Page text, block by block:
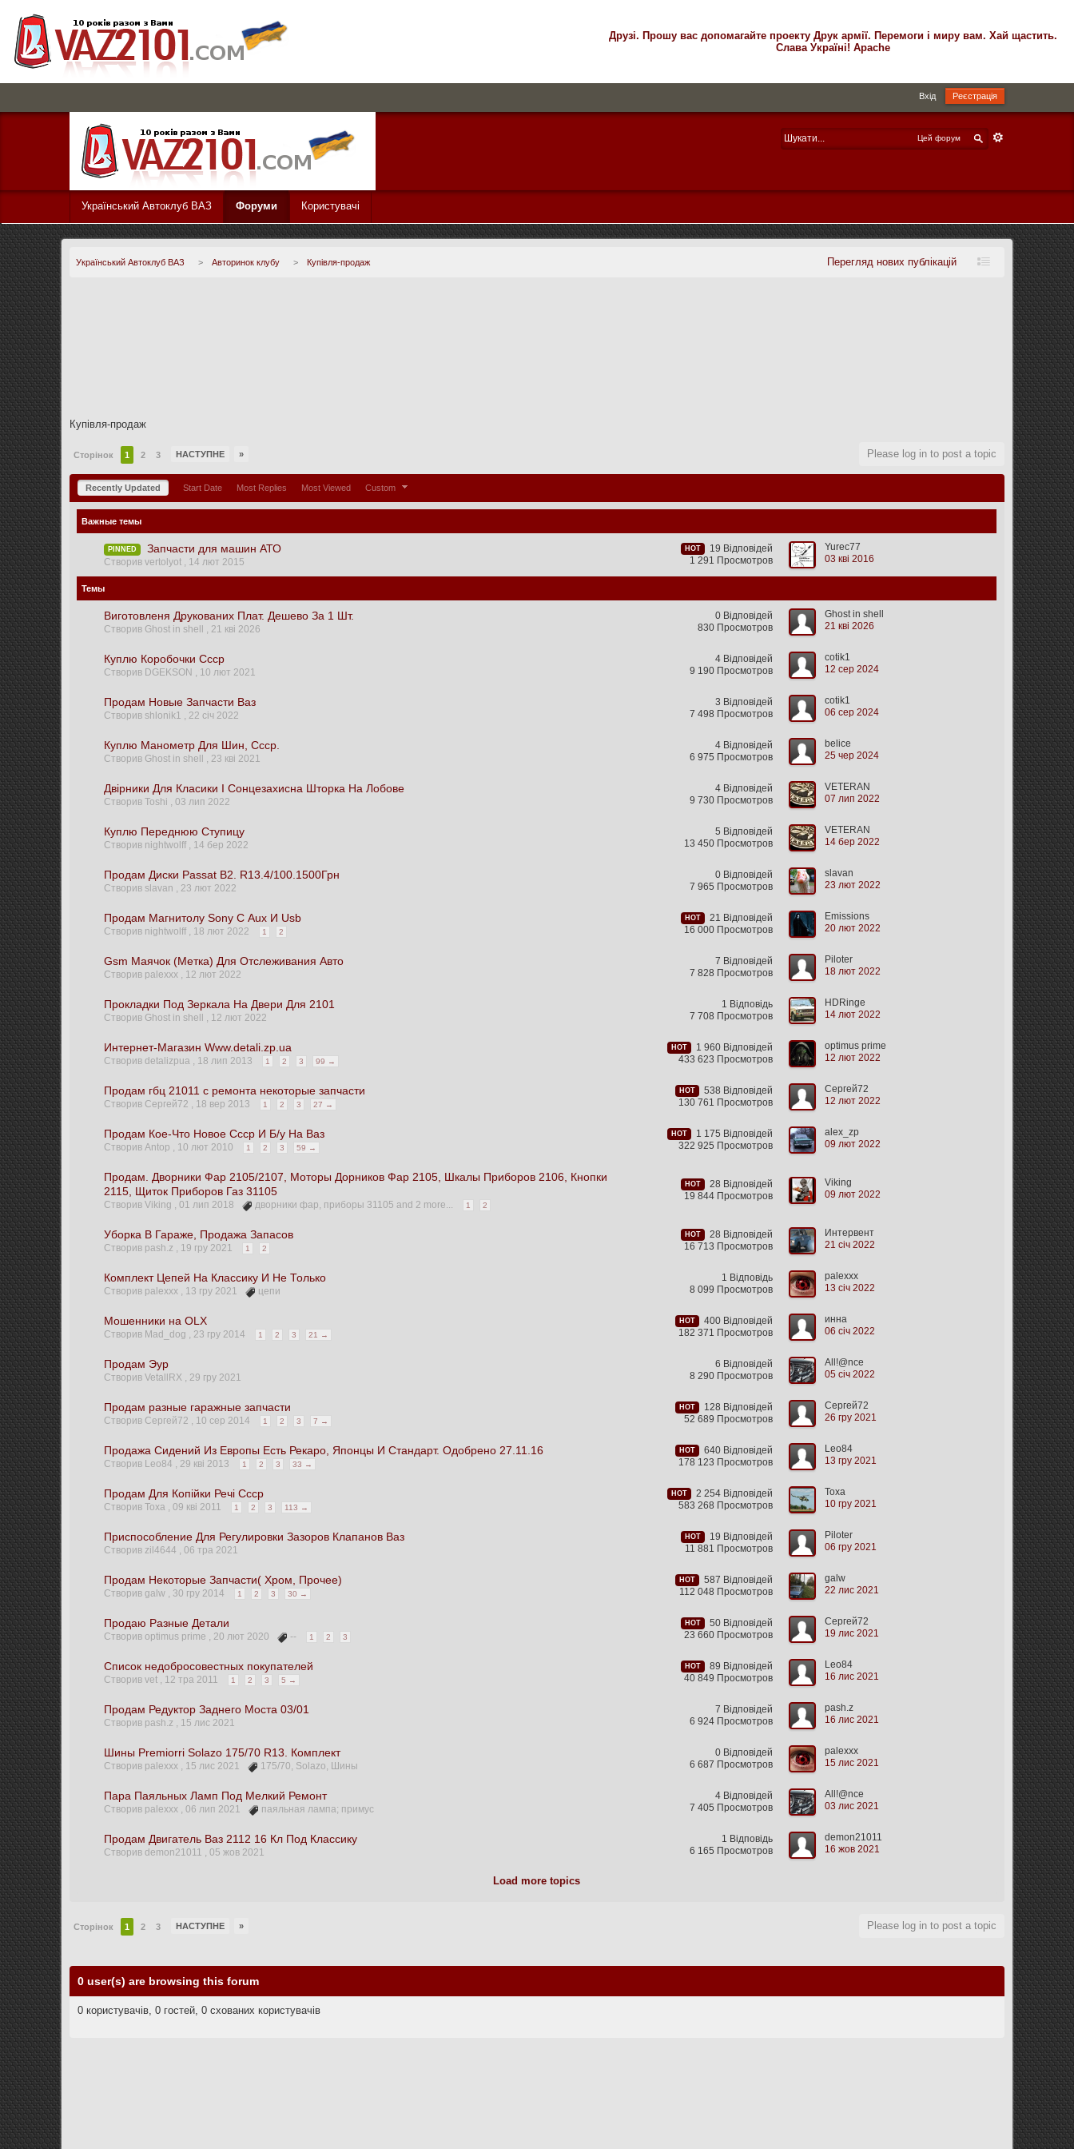
Друзі. Прошу вас допомагайте проекту Друк армії. Перемоги і миру вам. Хай щастить.
Слава Україні! Apache
Вхід Реєстрація
Цей форум
Український Автоклуб ВАЗ Форуми Користувачі
Український Автоклуб ВАЗ > Авторинок клубу > Купівля-продаж Перегляд нових публікацій
Купівля-продаж
Сторінок 1 2 3 НАСТУПНЕ » Please log in to post a topic
Recently Updated Start Date Most Replies Most Viewed Custom
Важные темы
PINNED Запчасти для машин АТО
Створив vertolyot , 14 лют 2015
HOT
19 Відповідей
1 291 Просмотров
Yurec77
03 кві 2016
Темы
Виготовленя Друкованих Плат. Дешево За 1 Шт.
Створив Ghost in shell , 21 кві 2026
0 Відповідей
830 Просмотров
Ghost in shell
21 кві 2026
Куплю Коробочки Ссср
Створив DGEKSON , 10 лют 2021
4 Відповідей
9 190 Просмотров
cotik1
12 сер 2024
Продам Новые Запчасти Ваз
Створив shlonik1 , 22 січ 2022
3 Відповідей
7 498 Просмотров
cotik1
06 сер 2024
Куплю Манометр Для Шин, Ссср.
Створив Ghost in shell , 23 кві 2021
4 Відповідей
6 975 Просмотров
belice
25 чер 2024
Двірники Для Класики І Сонцезахисна Шторка На Лобове
Створив Toshi ,03 лип 2022
4 Відповідей
9 730 Просмотров
VETERAN
07 лип 2022
Куплю Переднюю Ступицу
Створив nightwolff , 14 бер 2022
5 Відповідей
13 450 Просмотров
VETERAN
14 бер 2022
Продам Диски Passat B2. R13.4/100.1500Грн
Створив slavan , 23 лют 2022
0 Відповідей
7 965 Просмотров
slavan
23 лют 2022
Продам Магнитолу Sony С Aux И Usb
Створив nightwolff , 18 лют 2022 1 2
HOT
21 Відповідей
16 000 Просмотров
Emissions
20 лют 2022
Gsm Маячок (Метка) Для Отслеживания Авто
Створив palexxx , 12 лют 2022
7 Відповідей
7 828 Просмотров
Piloter
18 лют 2022
Прокладки Под Зеркала На Двери Для 2101
Створив Ghost in shell , 12 лют 2022
1 Відповідь
7 708 Просмотров
HDRinge
14 лют 2022
Интернет-Магазин Www.detali.zp.ua
Створив detalizpua , 18 лип 2013 1 2 3 99 →
HOT
1 960 Відповідей
433 623 Просмотров
optimus prime
12 лют 2022
Продам гбц 21011 с ремонта некоторые запчасти
Створив Сергей72 , 18 вер 2013 1 2 3 27 →
HOT
538 Відповідей
130 761 Просмотров
Сергей72
12 лют 2022
Продам Кое-Что Новое Ссср И Б/у На Ваз
Створив Antop , 10 лют 2010 1 2 3 59 →
HOT
1 175 Відповідей
322 925 Просмотров
alex_zp
09 лют 2022
Продам. Дворники Фар 2105/2107, Моторы Дорников Фар 2105, Шкалы Приборов 2106, Кнопки
2115, Щиток Приборов Газ 31105
Створив Viking ,01 лип 2018 дворники фар, приборы 31105 and 2 more... 1 2
HOT
28 Відповідей
19 844 Просмотров
Viking
09 лют 2022
Уборка В Гараже, Продажа Запасов
Створив pash.z , 19 гру 2021 1 2
HOT
28 Відповідей
16 713 Просмотров
Интервент
21 січ 2022
Комплект Цепей На Классику И Не Только
Створив palexxx , 13 гру 2021 цепи
1 Відповідь
8 099 Просмотров
palexxx
13 січ 2022
Мошенники на OLX
Створив Mad_dog , 23 гру 2014 1 2 3 21 →
HOT
400 Відповідей
182 371 Просмотров
инна
06 січ 2022
Продам Эур
Створив VetallRX , 29 гру 2021
6 Відповідей
8 290 Просмотров
All!@nce
05 січ 2022
Продам разные гаражные запчасти
Створив Сергей72 , 10 сер 2014 1 2 3 7 →
HOT
128 Відповідей
52 689 Просмотров
Сергей72
26 гру 2021
Продажа Сидений Из Европы Есть Рекаро, Японцы И Стандарт. Одобрено 27.11.16
Створив Leo84 , 29 кві 2013 1 2 3 33 →
HOT
640 Відповідей
178 123 Просмотров
Leo84
13 гру 2021
Продам Для Копійки Речі Ссср
Створив Тоха ,09 кві 2011 1 2 3 113 →
HOT
2 254 Відповідей
583 268 Просмотров
Тоха
10 гру 2021
Приспособление Для Регулировки Зазоров Клапанов Ваз
Створив zil4644 ,06 тра 2021
HOT
19 Відповідей
11 881 Просмотров
Piloter
06 гру 2021
Продам Некоторые Запчасти( Хром, Прочее)
Створив galw , 30 гру 2014 1 2 3 30 →
HOT
587 Відповідей
112 048 Просмотров
galw
22 лис 2021
Продаю Разные Детали
Створив optimus prime , 20 лют 2020 -- 1 2 3
HOT
50 Відповідей
23 660 Просмотров
Сергей72
19 лис 2021
Список недобросовестных покупателей
Створив vet , 12 тра 2011 1 2 3 5 →
HOT
89 Відповідей
40 849 Просмотров
Leo84
16 лис 2021
Продам Редуктор Заднего Моста 03/01
Створив pash.z , 15 лис 2021
7 Відповідей
6 924 Просмотров
pash.z
16 лис 2021
Шины Premiorri Solazo 175/70 R13. Комплект
Створив palexxx , 15 лис 2021 175/70, Solazo, Шины
0 Відповідей
6 687 Просмотров
palexxx
15 лис 2021
Пара Паяльных Ламп Под Мелкий Ремонт
Створив palexxx ,06 лип 2021 паяльная лампа; примус
4 Відповідей
7 405 Просмотров
All!@nce
03 лис 2021
Продам Двигатель Ваз 2112 16 Кл Под Классику
Створив demon21011 ,05 жов 2021
1 Відповідь
6 165 Просмотров
demon21011
16 жов 2021
Load more topics
Сторінок 1 2 3 НАСТУПНЕ » Please log in to post a topic
0 user(s) are browsing this forum
0 користувачів, 0 гостей, 0 схованих користувачів